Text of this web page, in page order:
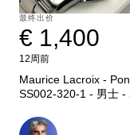
最终出价
€ 1,400
12周前
Maurice Lacroix -
SS002-320-1 - 男士 -